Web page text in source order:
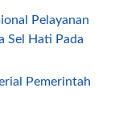
Pelayanan
Sel Hati Pada
Pemerintah